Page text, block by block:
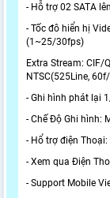
- Hỗ trợ 02 SATA
- Tốc đô hiển hị
(1~25/30fps)
Extra Stream:
NTSC(525Line,
- Ghi hình phát lại
- Chế Độ Ghi hình:
- Hổ trợ điện
- Xem qua Điện
- Support Mobile